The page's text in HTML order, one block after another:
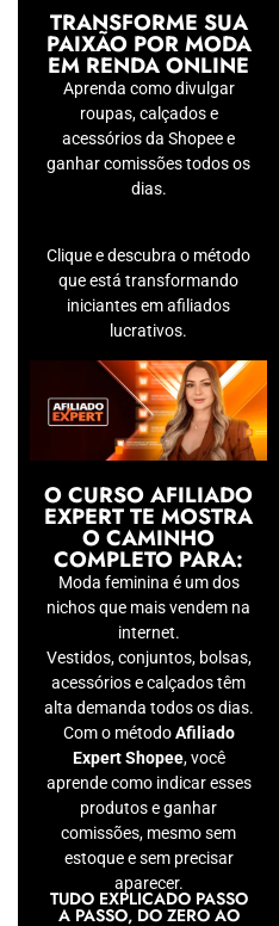
TRANSFORME SUA
PAIXÃO POR MODA
EM RENDA ONLINE
Aprenda como divulgar
roupas, calçados e
acessórios da Shopee e
ganhar comissões todos os
dias.
Clique e descubra o método
que está transformando
iniciantes em afiliados
lucrativos.
O CURSO AFILIADO
EXPERT TE MOSTRA
O CAMINHO
COMPLETO PARA:
Moda feminina é um dos
nichos que mais vendem na
internet.
Vestidos, conjuntos, bolsas,
acessórios e calçados têm
alta demanda todos os dias.
Com o métodoAfiliado
Expert Shopee, você
aprende como indicar esses
produtos e ganhar
comissões, mesmo sem
estoque e sem precisar
aparecer.
TUDO EXPLICADO PASSO
A PASSO, DO ZERO AO